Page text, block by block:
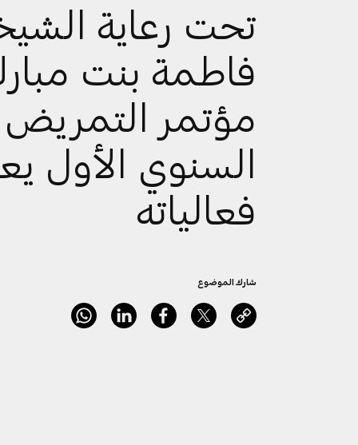
تحت رعاية
فاطمة بنت
مؤتمر التمريض
السنوي الأول
فعالياته
شارك الموضوع